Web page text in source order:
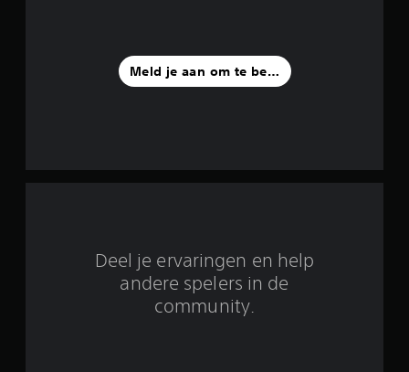
i
Meld je aan om te beoordelen
Deel je ervaringen en help
andere spelers in de
community.